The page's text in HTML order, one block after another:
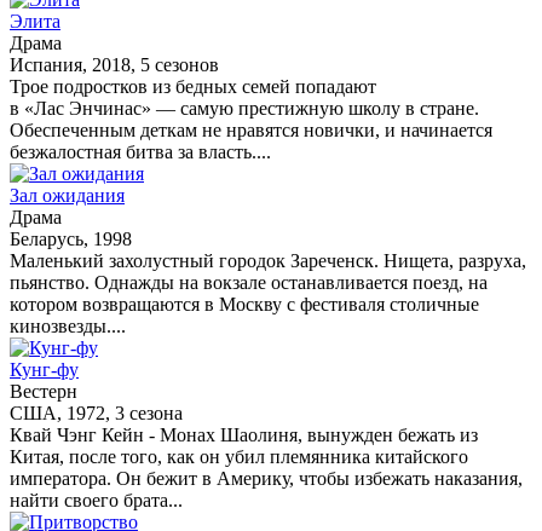
Элита
Драма
Испания, 2018, 5 сезонов
Трое подростков из бедных семей попадают
в «Лас Энчинас» — самую престижную школу в стране.
Обеспеченным деткам не нравятся новички, и начинается
безжалостная битва за власть....
Зал ожидания
Драма
Беларусь, 1998
Маленький захолустный городок Зареченск. Нищета, разруха,
пьянство. Однажды на вокзале останавливается поезд, на
котором возвращаются в Москву с фестиваля столичные
кинозвезды....
Кунг-фу
Вестерн
США, 1972, 3 сезона
Квай Чэнг Кейн - Монах Шаолиня, вынужден бежать из
Китая, после того, как он убил племянника китайского
императора. Он бежит в Америку, чтобы избежать наказания,
найти своего брата...